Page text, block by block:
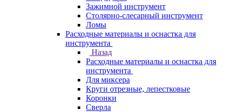
Зажимной инструмент
Столярно-слесарный инструмент
Ломы
Расходные материалы и оснастка для
инструмента
Назад
Расходные материалы и оснастка для
инструмента
Для миксера
Круги отрезные, лепестковые
Коронки
Сверла